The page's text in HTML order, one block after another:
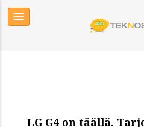
LG G4 on täällä.